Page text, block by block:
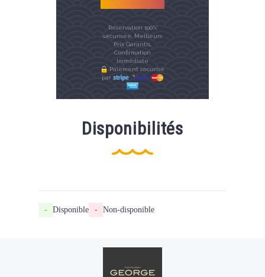
Réservation 100%
sécurisée, Meilleurs
Prix Garantis,
Confirmation
Immédiate
Paiement sécurisé
par
Disponibilités
- Disponible - Non-disponible